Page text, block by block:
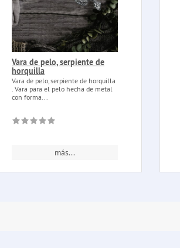
Vara de pelo, serpiente de
horquilla
Vara de pelo, serpiente de horquilla
. Vara para el pelo hecha de metal
con forma...
más...